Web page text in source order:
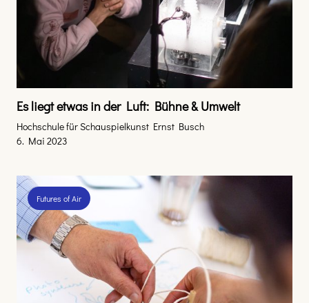
Es liegt etwas in der Luft: Bühne & Umwelt
Hochschule für Schauspielkunst Ernst Busch
6. Mai 2023
Futures of Air